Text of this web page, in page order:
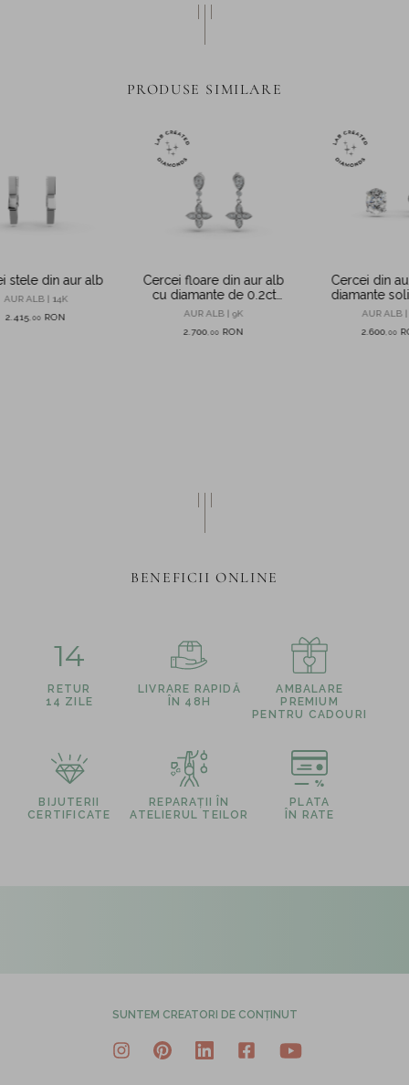
PRODUSE SIMILARE
stele din aur alb
AUR ALB | 14K
2.415 ,00 RON
Cercei floare din aur alb
cu diamante de 0.2ct
create in laborator
AUR ALB | 9K
2.700 ,00 RON
Cercei din
diamante
0.5ct create
AUR ALB |
2.600 ,00
BENEFICII ONLINE
14
RETUR
14 ZILE
LIVRARE RAPIDĂ
ÎN 48H
AMBALARE
PREMIUM
PENTRU CADOURI
BIJUTERII
CERTIFICATE
REPARAȚII ÎN
ATELIERUL TEILOR
PLATA
ÎN RATE
SUNTEM CREATORI DE CONȚINUT